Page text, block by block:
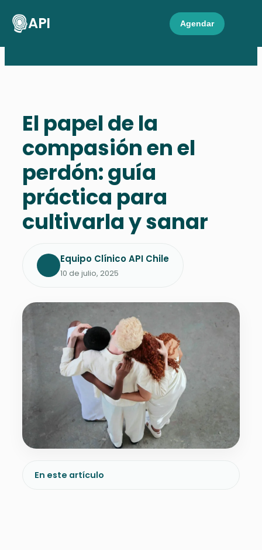
API Agendar
En este artículo
El papel de la
compasión en el
perdón: guía
práctica para
cultivarla y sanar
Equipo Clínico API Chile
10 de julio, 2025